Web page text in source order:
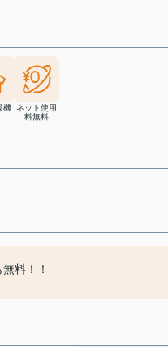
機 ネット使用
料無料
料！！